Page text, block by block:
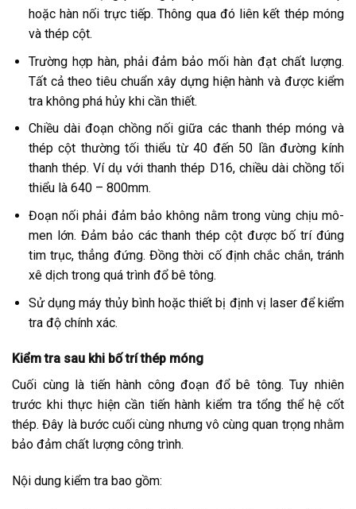
hoặc hàn nối trực tiếp. Thông qua đó liên kết thép móng
và thép cột.
Trường hợp hàn, phải đảm bảo mối hàn đạt chất lượng.
Tất cả theo tiêu chuẩn xây dựng hiện hành và được kiểm
tra không phá hủy khi cần thiết.
Chiều dài đoạn chồng nối giữa các thanh thép móng và
thép cột thường tối thiểu từ 40 đến 50 lần đường kính
thanh thép. Ví dụ với thanh thép D16, chiều dài chồng tối
thiểu là 640 – 800mm.
Đoạn nối phải đảm bảo không nằm trong vùng chịu mô-
men lớn. Đảm bảo các thanh thép cột được bố trí đúng
tim trục, thẳng đứng. Đồng thời cố định chắc chắn, tránh
xê dịch trong quá trình đổ bê tông.
Sử dụng máy thủy bình hoặc thiết bị định vị laser để kiểm
tra độ chính xác.
Kiểm tra sau khi bố trí thép móng
Cuối cùng là tiến hành công đoạn đổ bê tông. Tuy nhiên
trước khi thực hiện cần tiến hành kiểm tra tổng thể hệ cốt
thép. Đây là bước cuối cùng nhưng vô cùng quan trọng nhằm
bảo đảm chất lượng công trình.
Nội dung kiểm tra bao gồm: